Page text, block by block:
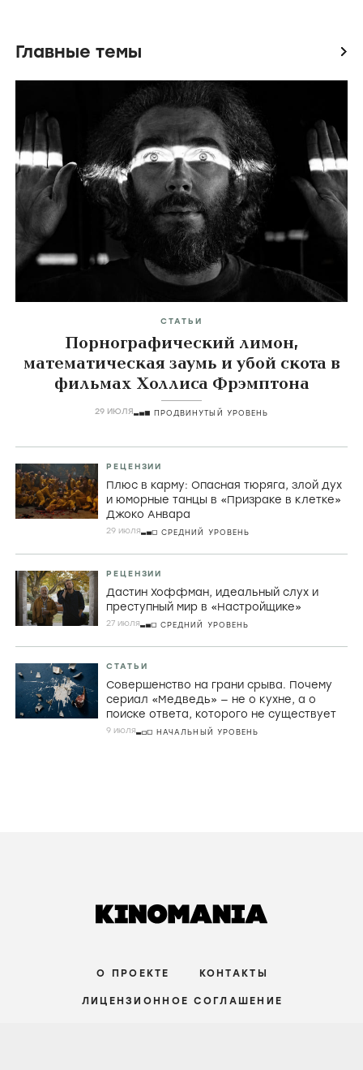
Главные темы
СТАТЬИ
математическая заумь и убой скота в
фильмах Холлиса Фрэмптона
29 ИЮЛЯ ПРОДВИНУТЫЙ УРОВЕНЬ
РЕЦЕНЗИИ
Плюс в карму: Опасная тюряга, злой дух
и юморные танцы в «Призраке в клетке»
Джоко Анвара
29 июля СРЕДНИЙ УРОВЕНЬ
сериал «Медведь» — не о кухне, а о
поиске ответа, которого не существует